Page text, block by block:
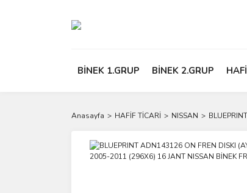
BİNEK 1.GRUP BİNEK 2.GRUP
Anasayfa HAFİF TİCARİ NISSAN